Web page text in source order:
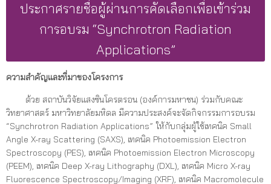
ประกาศรายชื่อผู้ผ่านการคัดเลือกเพื่อเข้าร่วม
การอบรม “Synchrotron Radiation
Applications”
ความสำคัญและที่มาของโครงการ
ด้วย สถาบันวิจัยแสงซินโครตรอน (องค์การมหาชน) ร่วมกับคณะ
วิทยาศาสตร์ มหาวิทยาลัยมหิดล มีความประสงค์จะจัดกิจกรรมการอบรม
“Synchrotron Radiation Applications” ให้กับกลุ่มผู้ใช้เทคนิค Small
Angle X-ray Scattering (SAXS), เทคนิค Photoemission Electron
Spectroscopy (PES), เทคนิค Photoemission Electron Microscopy
(PEEM), เทคนิค Deep X-ray Lithography (DXL), เทคนิค Micro X-ray
Fluorescence Spectroscopy/Imaging (XRF), เทคนิค Macromolecule